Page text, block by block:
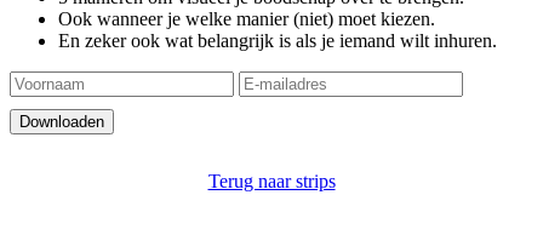
Ook wanneer je welke manier (niet) moet kiezen.
En zeker ook wat belangrijk is als je iemand wilt inhuren.
Terug naar strips